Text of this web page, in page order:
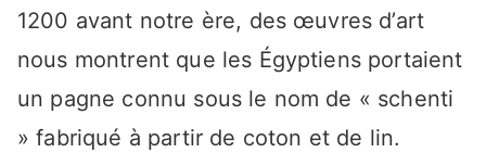
1200 avant notre ère, des œuvres d’art
nous montrent que les Égyptiens portaient
un pagne connu sous le nom de « schenti
» fabriqué à partir de coton et de lin.